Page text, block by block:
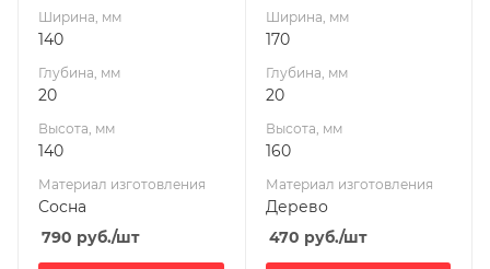
36
Ширина, мм
140
Глубина, мм
20
Высота, мм
140
Материал изготовления
Сосна
790 руб./шт
Ширина, мм
170
Глубина, мм
20
Высота, мм
160
Материал изготовления
Дерево
470 руб./шт